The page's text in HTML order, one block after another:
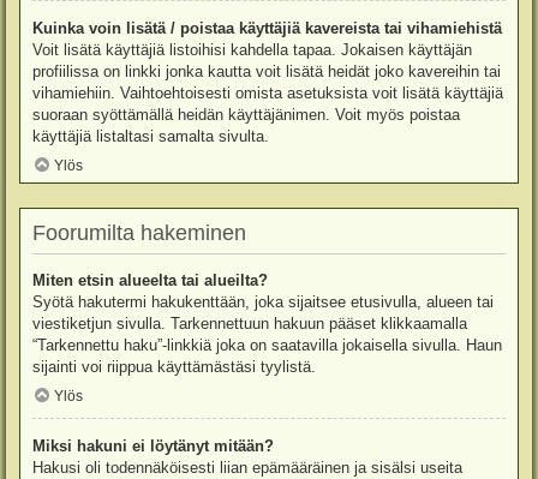
Kuinka voin lisätä / poistaa käyttäjiä kavereista tai vihamiehistä
Voit lisätä käyttäjiä listoihisi kahdella tapaa. Jokaisen käyttäjän
profiilissa on linkki jonka kautta voit lisätä heidät joko kavereihin tai
vihamiehiin. Vaihtoehtoisesti omista asetuksista voit lisätä käyttäjiä
suoraan syöttämällä heidän käyttäjänimen. Voit myös poistaa
käyttäjiä listaltasi samalta sivulta.
Ylös
Foorumilta hakeminen
Miten etsin alueelta tai alueilta?
Syötä hakutermi hakukenttään, joka sijaitsee etusivulla, alueen tai
viestiketjun sivulla. Tarkennettuun hakuun pääset klikkaamalla
“Tarkennettu haku”-linkkiä joka on saatavilla jokaisella sivulla. Haun
sijainti voi riippua käyttämästäsi tyylistä.
Ylös
Miksi hakuni ei löytänyt mitään?
Hakusi oli todennäköisesti liian epämääräinen ja sisälsi useita